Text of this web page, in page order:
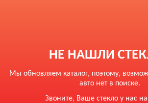
НЕ НАШЛИ
Мы обновляем каталог, поэтому,
авто нет в поиске.
Звоните, Ваше стекло у нас